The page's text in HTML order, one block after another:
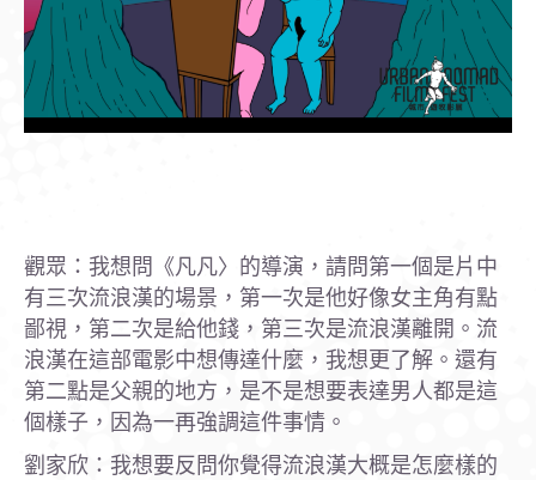
觀眾：我想問《凡凡〉的導演，請問第一個是片中
有三次流浪漢的場景，第一次是他好像女主角有點
鄙視，第二次是給他錢，第三次是流浪漢離開。流
浪漢在這部電影中想傳達什麼，我想更了解。還有
第二點是父親的地方，是不是想要表達男人都是這
個樣子，因為一再強調這件事情。
劉家欣：我想要反問你覺得流浪漢大概是怎麼樣的